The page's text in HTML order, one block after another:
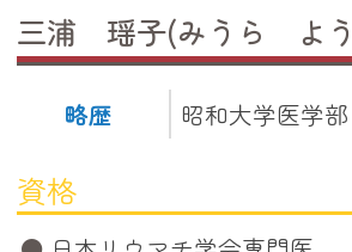
三浦 瑶子(みうら よ
略歴 昭和大学医学部
資格